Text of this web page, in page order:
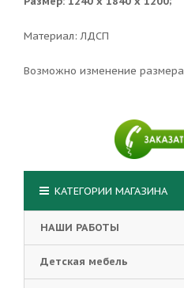
Материал: ЛДСП
Возможно изменение размера
КАТЕГОРИИ МАГАЗИНА
НАШИ РАБОТЫ
Детская мебель